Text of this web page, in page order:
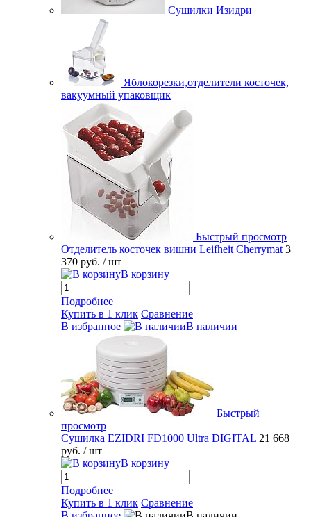
Сушилки Изидри
Яблокорезки,отделители косточек,
вакуумный упаковщик
Быстрый просмотр
Отделитель косточек вишни Leifheit Cherrymat 3
370 руб. / шт
В корзину
Подробнее
Купить в 1 клик Сравнение
В избранное
В наличии
Быстрый
просмотр
Сушилка EZIDRI FD1000 Ultra DIGITAL 21 668
руб. / шт
В корзину
Подробнее
Купить в 1 клик Сравнение